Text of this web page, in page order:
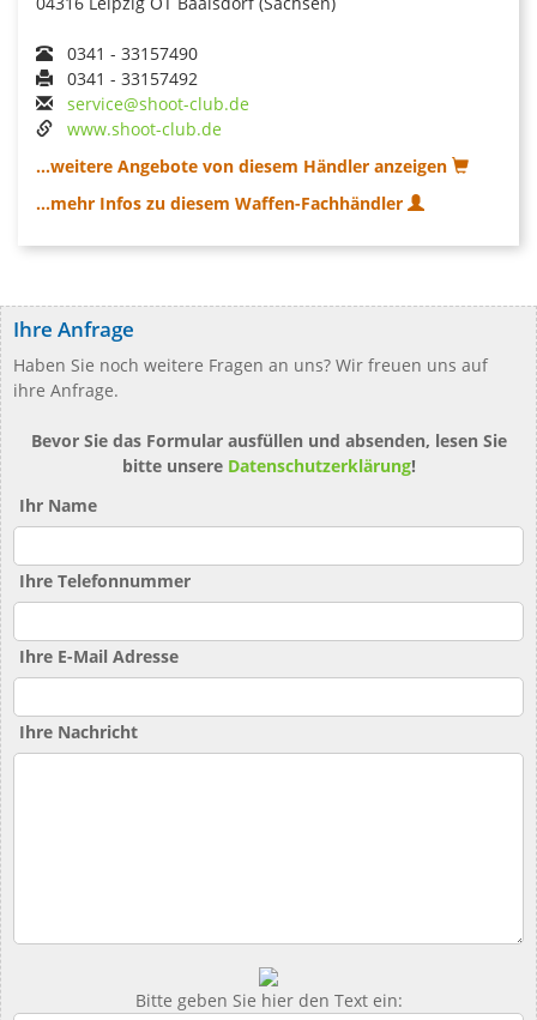
0341 - 33157490
0341 - 33157492
service@shoot-club.de
www.shoot-club.de
...weitere Angebote von diesem Händler anzeigen
...mehr Infos zu diesem Waffen-Fachhändler
Ihre Anfrage
Haben Sie noch weitere Fragen an uns? Wir freuen uns auf
ihre Anfrage.
Bevor Sie das Formular ausfüllen und absenden, lesen Sie
bitte unsere Datenschutzerklärung!
Ihr Name
Ihre Telefonnummer
Ihre E-Mail Adresse
Ihre Nachricht
Bitte geben Sie hier den Text ein: